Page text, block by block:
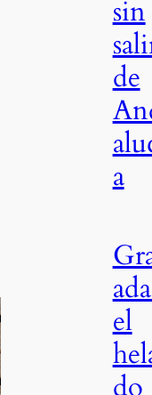
sin
de
a
el
do